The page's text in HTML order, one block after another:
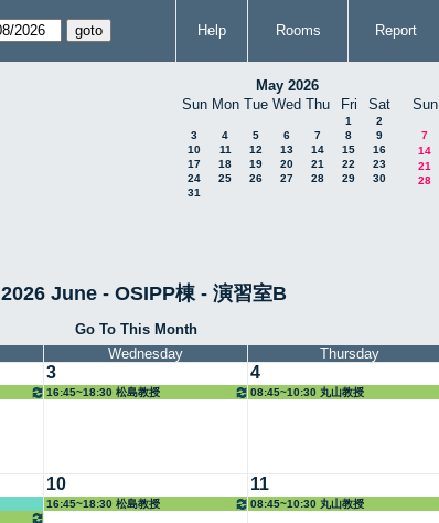
Help Rooms Report
May 2026
Sun Mon Tue Wed Thu Fri Sat
1
2
3
4 5 6 7 8
9
10
11 12 13 14 15
16
17
18 19 20 21 22
23
24
25 26 27 28 29
30
31
Sun
7
14
21
28
2026 June - OSIPP棟 - 演習室B
Go To This Month
Wednesday Thursday
3
16:45~18:30 松島教授
4
08:45~10:30 丸山教授
10
16:45~18:30 松島教授
11
08:45~10:30 丸山教授